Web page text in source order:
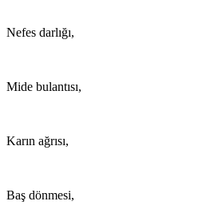
Nefes darlığı,
Mide bulantısı,
Karın ağrısı,
Baş dönmesi,